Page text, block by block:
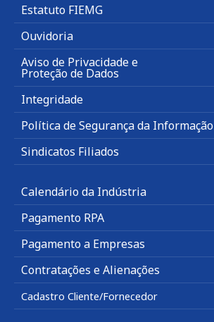
Estatuto FIEMG
Ouvidoria
Aviso de Privacidade e
Proteção de Dados
Integridade
Política de Segurança da Informação
Sindicatos Filiados
Calendário da Indústria
Pagamento RPA
Pagamento a Empresas
Contratações e Alienações
Cadastro Cliente/Fornecedor